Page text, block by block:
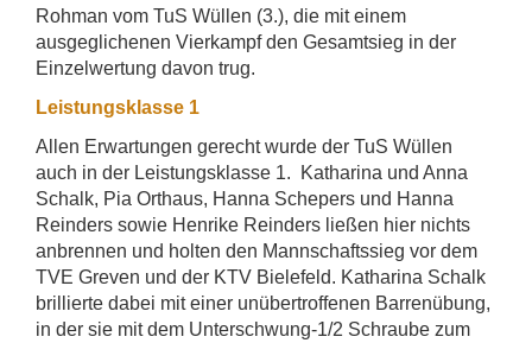
Rohman vom TuS Wüllen (3.), die mit einem
ausgeglichenen Vierkampf den Gesamtsieg in der
Einzelwertung davon trug.
Leistungsklasse 1
Allen Erwartungen gerecht wurde der TuS Wüllen
auch in der Leistungsklasse 1. Katharina und Anna
Schalk, Pia Orthaus, Hanna Schepers und Hanna
Reinders sowie Henrike Reinders ließen hier nichts
anbrennen und holten den Mannschaftssieg vor dem
TVE Greven und der KTV Bielefeld. Katharina Schalk
brillierte dabei mit einer unübertroffenen Barrenübung,
in der sie mit dem Unterschwung-1/2 Schraube zum